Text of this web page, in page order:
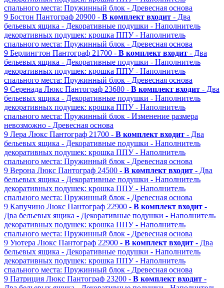
спального места: Пружинный блок - Древесная основа
9 Бостон Пантограф 20900 - В комплект входит - Два
бельевых ящика - Декоративные подушки - Наполнитель
декоративных подушек: крошка ППУ - Наполнитель
спального места: Пружинный блок - Древесная основа
9 Берлингтон Пантограф 21700 - В комплект входит - Два
бельевых ящика - Декоративные подушки - Наполнитель
декоративных подушек: крошка ППУ - Наполнитель
спального места: Пружинный блок - Древесная основа
9 Серенада Люкс Пантограф 23680 - В комплект входит - Два
бельевых ящика - Декоративные подушки - Наполнитель
декоративных подушек: крошка ППУ - Наполнитель
спального места: Пружинный блок - Изменение размера
невозможно - Древесная основа
9 Лера Люкс Пантограф 21700 - В комплект входит - Два
бельевых ящика - Декоративные подушки - Наполнитель
декоративных подушек: крошка ППУ - Наполнитель
спального места: Пружинный блок - Древесная основа
9 Верона Люкс Пантограф 24500 - В комплект входит - Два
бельевых ящика - Декоративные подушки - Наполнитель
декоративных подушек: крошка ППУ - Наполнитель
спального места: Пружинный блок - Древесная основа
9 Капучино Люкс Пантограф 22900 - В комплект входит -
Два бельевых ящика - Декоративные подушки - Наполнитель
декоративных подушек: крошка ППУ - Наполнитель
спального места: Пружинный блок - Древесная основа
9 Уютера Люкс Пантограф 22900 - В комплект входит - Два
бельевых ящика - Декоративные подушки - Наполнитель
декоративных подушек: крошка ППУ - Наполнитель
спального места: Пружинный блок - Древесная основа
9 Патриция Люкс Пантограф 23200 - В комплект входит -